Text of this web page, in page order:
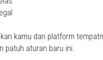
kamu dan platform
patuh aturan baru ini.